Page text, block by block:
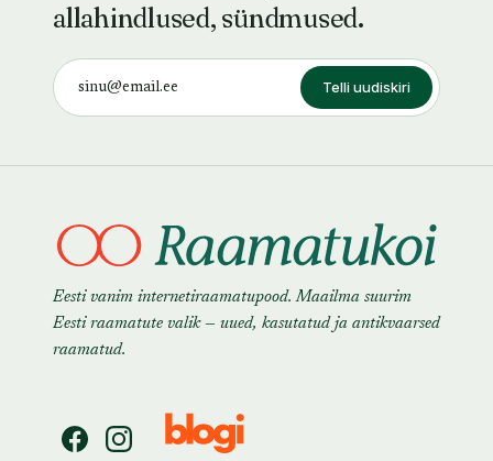
allahindlused, sündmused.
Telli uudiskiri
Eesti vanim internetiraamatupood. Maailma suurim
Eesti raamatute valik — uued, kasutatud ja antikvaarsed
raamatud.